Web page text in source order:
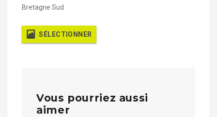
Bretagne Sud
SÉLECTIONNER
Vous pourriez aussi
aimer